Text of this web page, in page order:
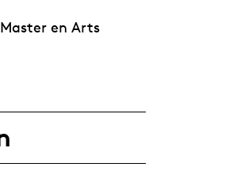
en Arts